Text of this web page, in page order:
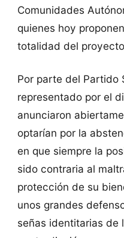
Comunidades
quienes hoy
totalidad del
Por parte del Partido
representado por el
anunciaron
optarían por la
en que siempre la
sido contraria al
protección de su
unos grandes
señas identitarias de